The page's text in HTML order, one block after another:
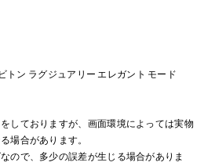
トン ラグジュアリー エレガント モード
しておりますが、画面環境によっては実物
場合があります。
ので、多少の誤差が生じる場合がありま